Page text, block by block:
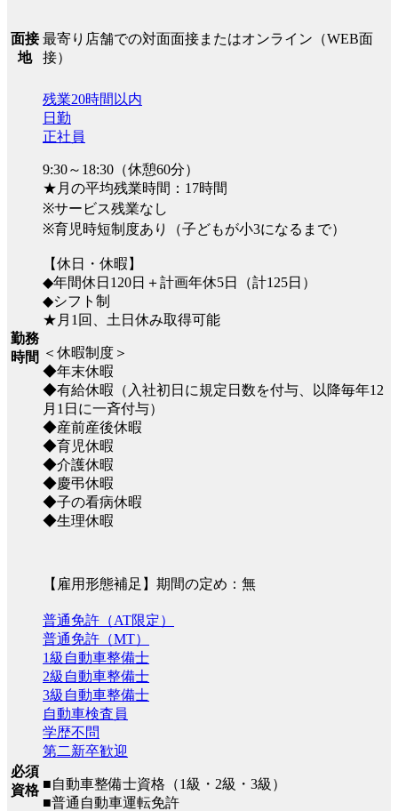
面接
地
最寄り店舗での対面面接またはオンライン（WEB面
接）
勤務
時間
残業20時間以内
日勤
正社員
9:30～18:30（休憩60分）
★月の平均残業時間：17時間
※サービス残業なし
※育児時短制度あり（子どもが小3になるまで）
【休日・休暇】
◆年間休日120日＋計画年休5日（計125日）
◆シフト制
★月1回、土日休み取得可能
＜休暇制度＞
◆年末休暇
◆有給休暇（入社初日に規定日数を付与、以降毎年12
月1日に一斉付与）
◆産前産後休暇
◆育児休暇
◆介護休暇
◆慶弔休暇
◆子の看病休暇
◆生理休暇
【雇用形態補足】期間の定め：無
必須
資格
普通免許（AT限定）
普通免許（MT）
1級自動車整備士
2級自動車整備士
3級自動車整備士
自動車検査員
学歴不問
第二新卒歓迎
■自動車整備士資格（1級・2級・3級）
■普通自動車運転免許